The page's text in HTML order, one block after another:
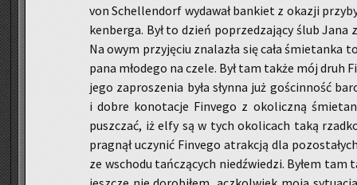
von Schel­len­dorf wy­da­wał ban­kiet z oka­zji
ken­ber­ga. Był to dzień po­prze­dza­ją­cy ślub
Na owym przy­ję­ciu zna­la­zła się cała
pana mło­de­go na czele. Był tam także mój druh
jego za­pro­sze­nia była słyn­na już go­ścin­ność
i dobre ko­no­ta­cje Fi­nve­go z oko­licz­ną
pusz­czać, iż elfy są w tych oko­li­cach taką
pra­gnął uczy­nić Fi­nve­go atrak­cją dla
ze wscho­du tań­czą­cych niedź­wie­dzi. Byłem tam